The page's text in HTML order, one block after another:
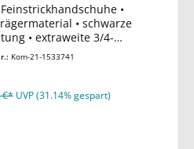
•
• schwarze
• extraweite 3/4-
• ergonomische
Kom-21-1533741
€* UVP (31.14% gespart)
Warenkorb